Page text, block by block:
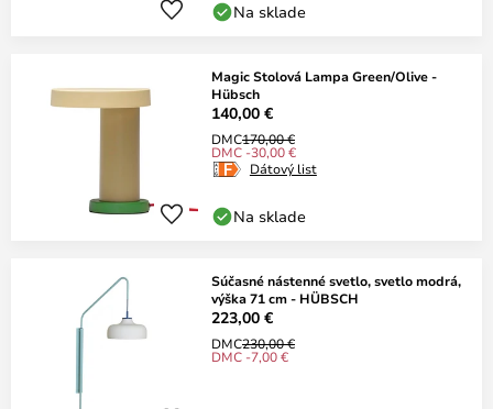
Na sklade
Magic Stolová Lampa Green/Olive -
Hübsch
140,00 €
DMC170,00 €
DMC -30,00 €
Dátový list
Na sklade
Súčasné nástenné svetlo, svetlo modrá,
výška 71 cm - HÜBSCH
223,00 €
DMC230,00 €
DMC -7,00 €